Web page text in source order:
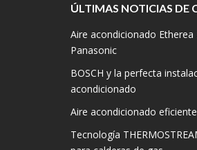
ÚLTIMAS NOTICIAS DE
Aire acondicionado Etherea
Panasonic
BOSCH y la perfecta
acondicionado
Aire acondicionado
Tecnología